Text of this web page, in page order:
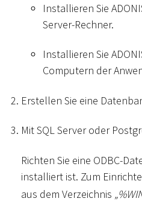
Installieren Sie
Server-Rechner.
Installieren Sie
Computern der
Erstellen Sie eine
Mit SQL Server oder
Richten Sie eine ODBC-
installiert ist. Zum
aus dem Verzeichnis